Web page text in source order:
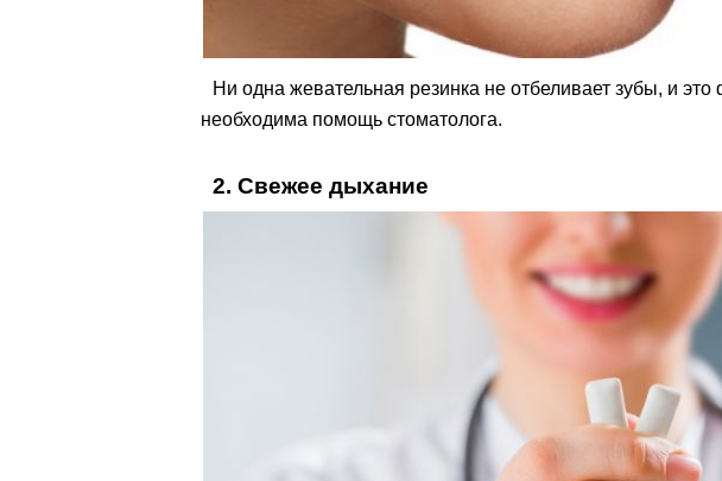
Ни одна жевательная резинка не отбеливает зубы, и это
необходима помощь стоматолога.
2. Свежее дыхание